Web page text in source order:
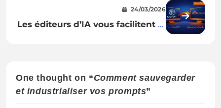
mise tout sur les robots à Douai
24/03/2026
Les éditeurs d’IA vous facilitent le
One thought on “Comment sauvegarder
et industrialiser vos prompts”